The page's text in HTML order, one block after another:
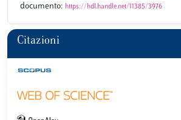
documento: https://hdl.handle.net/11385/3976
Citazioni